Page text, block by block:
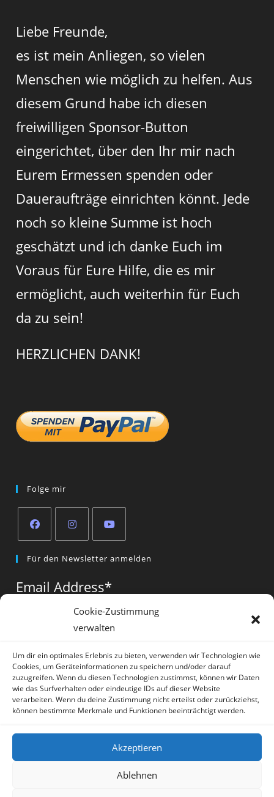
Cookie-Zustimmung
verwalten
Um dir ein optimales Erlebnis zu bieten, verwenden wir Technologien wie
Cookies, um Geräteinformationen zu speichern und/oder darauf
zuzugreifen. Wenn du diesen Technologien zustimmst, können wir Daten
wie das Surfverhalten oder eindeutige IDs auf dieser Website
verarbeiten. Wenn du deine Zustimmung nicht erteilst oder zurückziehst,
können bestimmte Merkmale und Funktionen beeinträchtigt werden.
Akzeptieren
Ablehnen
Liebe Freunde,
es ist mein Anliegen, so vielen
Menschen wie möglich zu helfen. Aus
diesem Grund habe ich diesen
freiwilligen Sponsor-Button
eingerichtet, über den Ihr mir nach
Eurem Ermessen spenden oder
Daueraufträge einrichten könnt. Jede
noch so kleine Summe ist hoch
geschätzt und ich danke Euch im
Voraus für Eure Hilfe, die es mir
ermöglicht, auch weiterhin für Euch
da zu sein!
HERZLICHEN DANK!
Folge mir
in
new
in
new
in
new
tab
Für den Newsletter anmelden
Email Address*
Vorname*